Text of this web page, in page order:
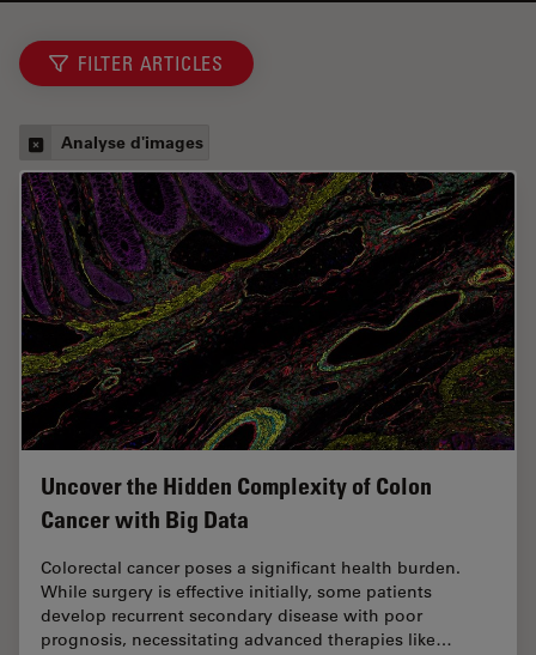
FILTER ARTICLES
Analyse d'images
Uncover the Hidden Complexity of Colon
Cancer with Big Data
Colorectal cancer poses a significant health burden.
While surgery is effective initially, some patients
develop recurrent secondary disease with poor
prognosis, necessitating advanced therapies like…